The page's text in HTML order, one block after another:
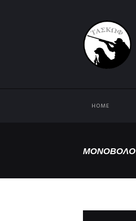
HOME
ΜΟΝΟΒΟΛΟ